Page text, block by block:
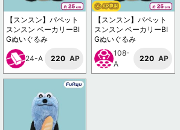
【スンスン】パペット
スンスン ベーカリーBI
Gぬいぐるみ
24-A 220 AP
【スンスン】パペット
スンスン ベーカリーBI
Gぬいぐるみ
108-
A
220 AP